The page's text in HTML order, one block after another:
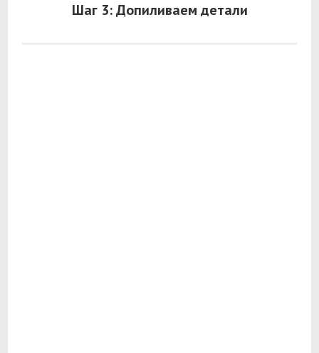
Шаг 3: Допиливаем детали